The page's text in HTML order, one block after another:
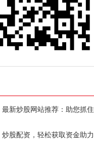
新炒股网站推荐：助您抓住
股配资，轻松获取资金助力